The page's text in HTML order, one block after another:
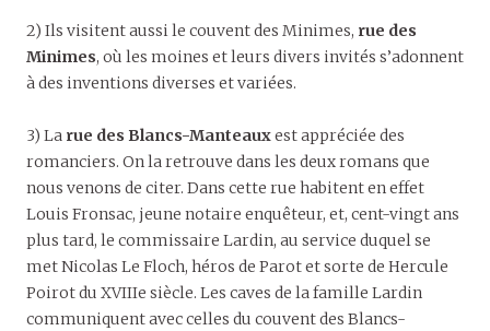
2) Ils visitent aussi le couvent des Minimes, rue des
Minimes, où les moines et leurs divers invités s’adonnent
à des inventions diverses et variées.
3) La rue des Blancs-Manteauxest appréciée des
romanciers. On la retrouve dans les deux romans que
nous venons de citer. Dans cette rue habitent en effet
Louis Fronsac, jeune notaire enquêteur, et, cent-vingt ans
plus tard, le commissaire Lardin, au service duquel se
met Nicolas Le Floch, héros de Parot et sorte de Hercule
Poirot du XVIIIe siècle. Les caves de la famille Lardin
communiquent avec celles du couvent des Blancs-